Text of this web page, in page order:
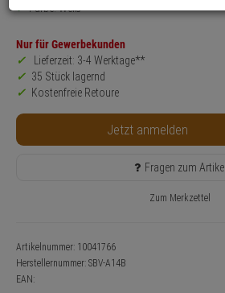
Farbe: Weiß
Nur für Gewerbekunden
Lieferzeit: 3-4 Werktage**
35 Stück lagernd
Kostenfreie Retoure
Jetzt anmelden
Fragen zum Artikel
Zum Merkzettel
Artikelnummer: 10041766
Herstellernummer: SBV-A14B
EAN: